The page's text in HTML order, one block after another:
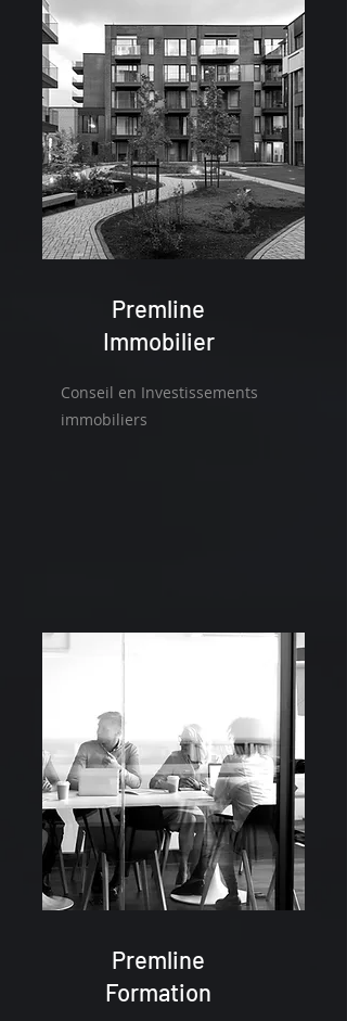
Premline
Immobilier
Conseil en Investissements
immobiliers
Premline
Formation